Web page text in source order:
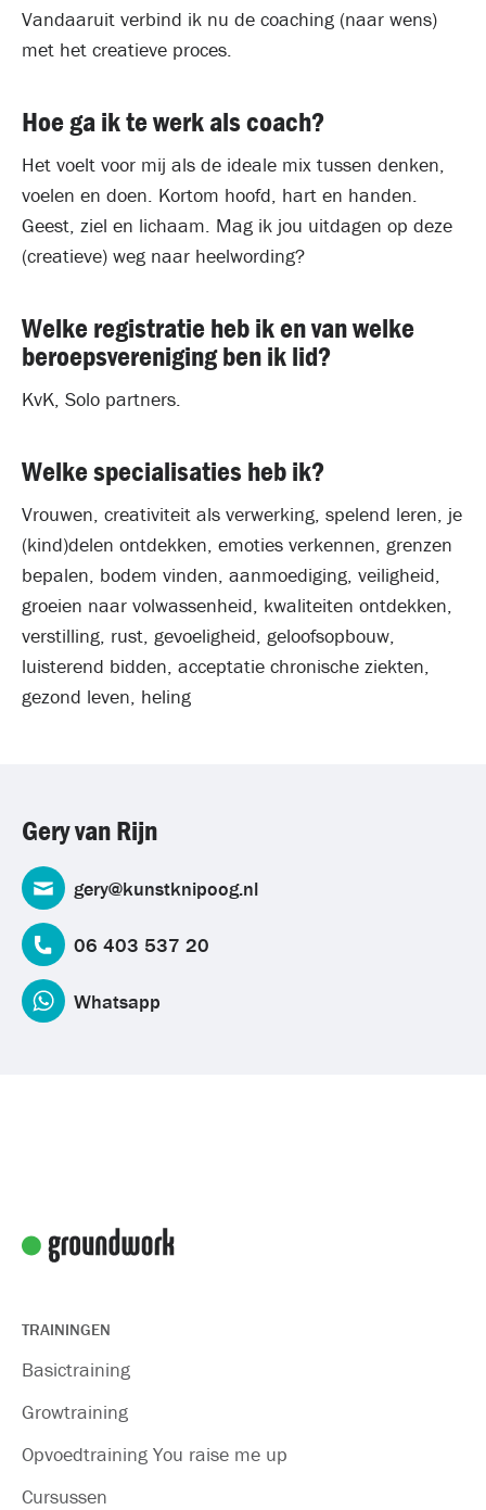
Vandaaruit verbind ik nu de coaching (naar wens)
met het creatieve proces.
Hoe ga ik te werk als coach?
Het voelt voor mij als de ideale mix tussen denken,
voelen en doen. Kortom hoofd, hart en handen.
Geest, ziel en lichaam. Mag ik jou uitdagen op deze
(creatieve) weg naar heelwording?
Welke registratie heb ik en van welke
beroepsvereniging ben ik lid?
KvK, Solo partners.
Welke specialisaties heb ik?
Vrouwen, creativiteit als verwerking, spelend leren, je
(kind)delen ontdekken, emoties verkennen, grenzen
bepalen, bodem vinden, aanmoediging, veiligheid,
groeien naar volwassenheid, kwaliteiten ontdekken,
verstilling, rust, gevoeligheid, geloofsopbouw,
luisterend bidden, acceptatie chronische ziekten,
gezond leven, heling
Gery van Rijn
gery@kunstknipoog.nl
06 403 537 20
Whatsapp
TRAININGEN
Basictraining
Growtraining
Opvoedtraining You raise me up
Cursussen